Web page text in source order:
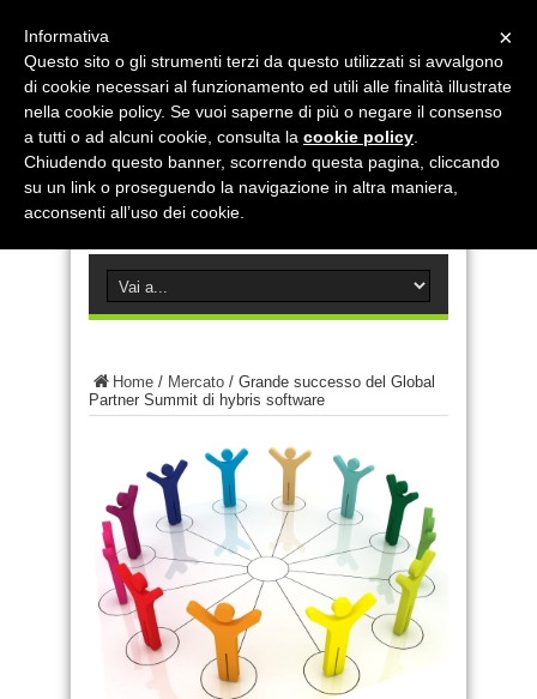
Home / Mercato / Grande successo del Global
Partner Summit di hybris software
×
Informativa
Questo sito o gli strumenti terzi da questo utilizzati si avvalgono
di cookie necessari al funzionamento ed utili alle finalità illustrate
nella cookie policy. Se vuoi saperne di più o negare il consenso
a tutti o ad alcuni cookie, consulta la cookie policy
Chiudendo questo banner, scorrendo questa pagina, cliccando
su un link o proseguendo la navigazione in altra maniera,
acconsenti all’uso dei cookie.